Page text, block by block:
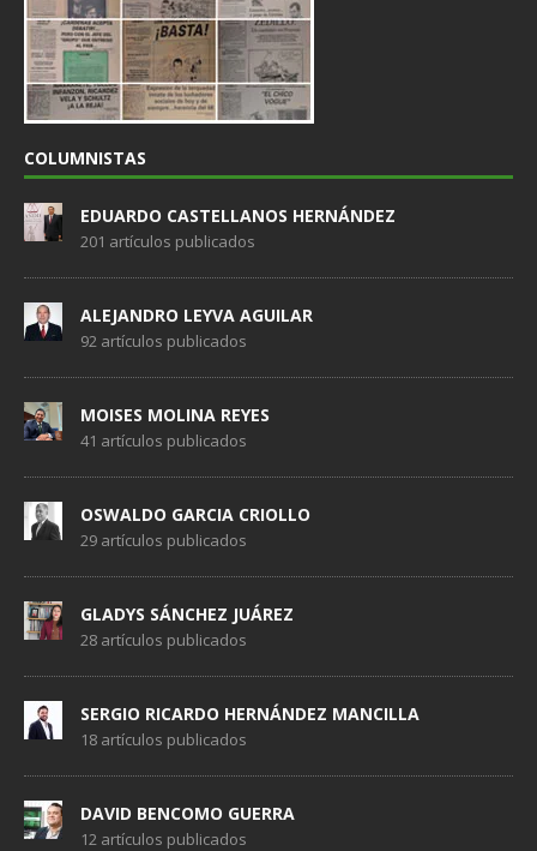
COLUMNISTAS
EDUARDO CASTELLANOS HERNÁNDEZ
201 artículos publicados
ALEJANDRO LEYVA AGUILAR
92 artículos publicados
MOISES MOLINA REYES
41 artículos publicados
OSWALDO GARCIA CRIOLLO
29 artículos publicados
GLADYS SÁNCHEZ JUÁREZ
28 artículos publicados
SERGIO RICARDO HERNÁNDEZ MANCILLA
18 artículos publicados
DAVID BENCOMO GUERRA
12 artículos publicados